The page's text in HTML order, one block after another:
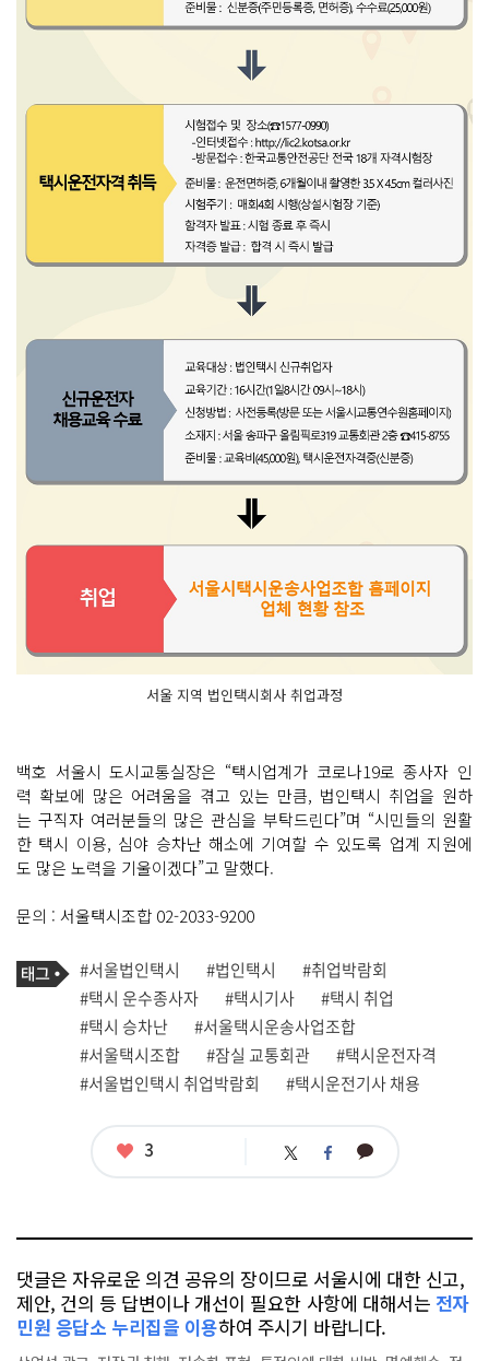
서울 지역 법인택시회사 취업과정
백호 서울시 도시교통실장은 “택시업계가 코로나19로 종사자 인
력 확보에 많은 어려움을 겪고 있는 만큼, 법인택시 취업을 원하
는 구직자 여러분들의 많은 관심을 부탁드린다”며 “시민들의 원활
한 택시 이용, 심야 승차난 해소에 기여할 수 있도록 업계 지원에
도 많은 노력을 기울이겠다”고 말했다.
문의 : 서울택시조합 02-2033-9200
기
사
관
련
태
그
태
그
#서울법인택시 #법인택시
#취업박람회
#택시 운수종사자
#택시기사
#택시 취업
#택시 승차난
#서울택시운송사업조합
#서울택시조합
#잠실 교통회관
#택시운전자격
#서울법인택시 취업박람회
#택시운전기사 채용
좋
3 트 페 카
댓글은 자유로운 의견 공유의 장이므로 서울시에 대한 신고,
제안, 건의 등 답변이나 개선이 필요한 사항에 대해서는 전자
민원 응답소 누리집을 이용하여 주시기 바랍니다.